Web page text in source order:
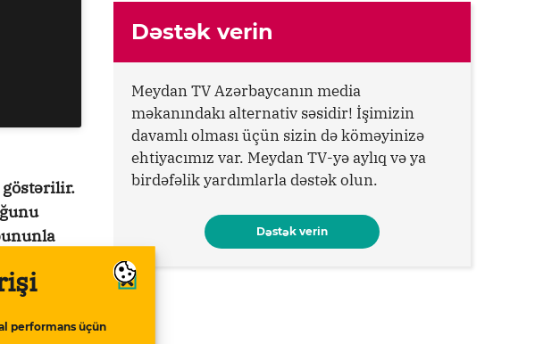
performans üçün
göstərilir.
Bəs,
da
Dəstək verin
Meydan TV Azərbaycanın media
məkanındakı alternativ səsidir! İşimizin
davamlı olması üçün sizin də köməyinizə
ehtiyacımız var. Meydan TV-yə aylıq və ya
birdəfəlik yardımlarla dəstək olun.
Dəstək verin